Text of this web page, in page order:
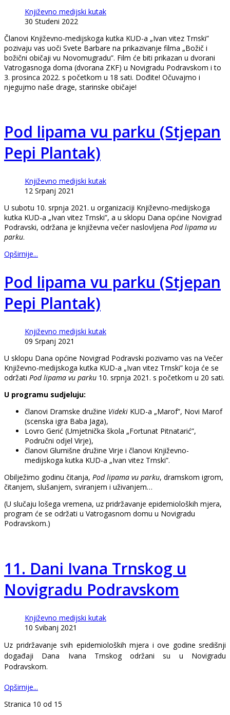
Književno medijski kutak
30 Studeni 2022
Članovi Književno-medijskoga kutka KUD-a „Ivan vitez Trnski”
pozivaju vas uoči Svete Barbare na prikazivanje filma „Božič i
božični običaji vu Novomugradu”. Film će biti prikazan u dvorani
Vatrogasnoga doma (dvorana ZKF) u Novigradu Podravskom i to
3. prosinca 2022. s početkom u 18 sati. Dođite! Očuvajmo i
njegujmo naše drage, starinske običaje!
Pod lipama vu parku (Stjepan
Pepi Plantak)
Književno medijski kutak
12 Srpanj 2021
U subotu 10. srpnja 2021. u organizaciji Književno-medijskoga
kutka KUD-a „Ivan vitez Trnski”, a u sklopu Dana općine Novigrad
Podravski, održana je književna večer naslovljena Pod lipama vu
parku.
Opširnije...
Pod lipama vu parku (Stjepan
Pepi Plantak)
Književno medijski kutak
09 Srpanj 2021
U sklopu Dana općine Novigrad Podravski pozivamo vas na Večer
Književno-medijskoga kutka KUD-a „Ivan vitez Trnski” koja će se
održati Pod lipama vu parku 10. srpnja 2021. s početkom u 20 sati.
U programu sudjeluju:
članovi Dramske družine Videki KUD-a „Marof”, Novi Marof
(scenska igra Baba Jaga),
Lovro Gerić (Umjetnička škola „Fortunat Pitnatarić”,
Područni odjel Virje),
članovi Glumišne družine Virje i članovi Književno-
medijskoga kutka KUD-a „Ivan vitez Trnski”.
Obilježimo godinu čitanja, Pod lipama vu parku, dramskom igrom,
čitanjem, slušanjem, sviranjem i uživanjem…
(U slučaju lošega vremena, uz pridržavanje epidemioloških mjera,
program će se održati u Vatrogasnom domu u Novigradu
Podravskom.)
11. Dani Ivana Trnskog u
Novigradu Podravskom
Književno medijski kutak
10 Svibanj 2021
Uz pridržavanje svih epidemioloških mjera i ove godine središnji
događaji Dana Ivana Trnskog održani su u Novigradu
Podravskom.
Opširnije...
Stranica 10 od 15